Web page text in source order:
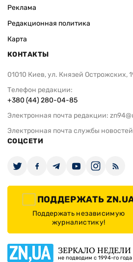
Реклама
Редакционная политика
Карта
КОНТАКТЫ
01010 Киев, ул. Князей Острожских,
Телефон редакции:
+380 (44) 280-04-85
Электронная почта редакции:
Электронная почта службы
СОЦСЕТИ
ПОДДЕРЖАТЬ
Поддержать независимую
журналистику!
ЗЕРКАЛО НЕДЕЛИ
не подводим с 1994-го года